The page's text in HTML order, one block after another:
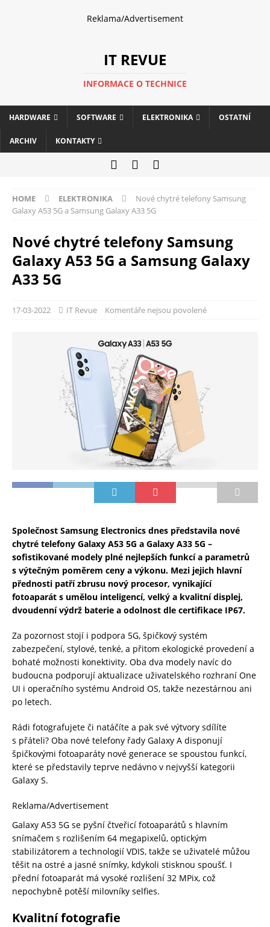
Reklama/Advertisement
IT REVUE
INFORMACE O TECHNICE
HARDWARE SOFTWARE ELEKTRONIKA OSTATNÍ
ARCHIV KONTAKTY
HOME ELEKTRONIKA
Nové chytré telefony Samsung
Galaxy A53 5G a Samsung Galaxy A33 5G
Nové chytré telefony Samsung
Galaxy A53 5G a Samsung Galaxy
A33 5G
17-03-2022 IT Revue Komentáře nejsou povolené
Společnost Samsung Electronics dnes představila nové
chytré telefony Galaxy A53 5G a Galaxy A33 5G –
sofistikované modely plné nejlepších funkcí a parametrů
s výtečným poměrem ceny a výkonu. Mezi jejich hlavní
přednosti patří zbrusu nový procesor, vynikající
fotoaparát s umělou inteligencí, velký a kvalitní displej,
dvoudenní výdrž baterie a odolnost dle certifikace IP67.
Za pozornost stojí i podpora 5G, špičkový systém
zabezpečení, stylové, tenké, a přitom ekologické provedení a
bohaté možnosti konektivity. Oba dva modely navíc do
budoucna podporují aktualizace uživatelského rozhraní One
UI i operačního systému Android OS, takže nezestárnou ani
po letech.
Rádi fotografujete či natáčíte a pak své výtvory sdílíte
s přáteli? Oba nové telefony řady Galaxy A disponují
špičkovými fotoaparáty nové generace se spoustou funkcí,
které se představily teprve nedávno v nejvyšší kategorii
Galaxy S.
Reklama/Advertisement
Galaxy A53 5G se pyšní čtveřicí fotoaparátů s hlavním
snímačem s rozlišením 64 megapixelů, optickým
stabilizátorem a technologií VDIS, takže se uživatelé můžou
těšit na ostré a jasné snímky, kdykoli stisknou spoušť. I
přední fotoaparát má vysoké rozlišení 32 MPix, což
nepochybně potěší milovníky selfies.
Kvalitní fotografie